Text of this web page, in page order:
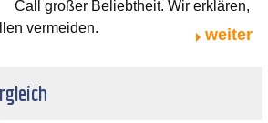
Call großer Beliebtheit. Wir erklären,
vermeiden.
weiter